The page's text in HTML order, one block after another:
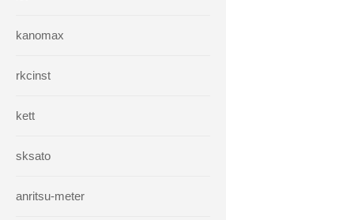
kanomax
rkcinst
kett
sksato
anritsu-meter